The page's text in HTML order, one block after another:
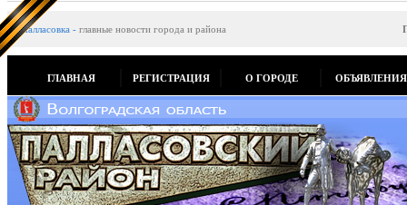
Палласовка - главные новости города и района
ГЛАВНАЯ РЕГИСТРАЦИЯ О ГОРОДЕ ОБЪЯВЛЕНИЯ